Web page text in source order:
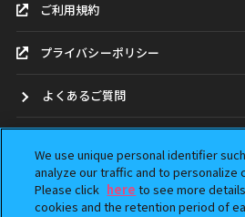
ご利用規約
プライバシーポリシー
よくあるご質問
ガシャポンどこ？
We use unique personal identifier
analyze our traffic and to personalize
Please click here to see more
cookies and the retention period of